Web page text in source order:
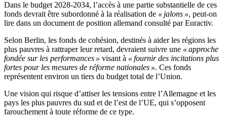
Dans le budget 2028-2034, l’accès à une partie substantielle de ces
fonds devrait être subordonné à la réalisation de « jalons », peut-on
lire dans un document de position allemand consulté par Euractiv.
Selon Berlin, les fonds de cohésion, destinés à aider les régions les
plus pauvres à rattraper leur retard, devraient suivre une « approche
fondée sur les performances » visant à « fournir des incitations plus
fortes pour les mesures de réforme nationales ». Ces fonds
représentent environ un tiers du budget total de l’Union.
Une vision qui risque d’attiser les tensions entre l’Allemagne et les
pays les plus pauvres du sud et de l’est de l’UE, qui s’opposent
farouchement à toute réforme de ce type.